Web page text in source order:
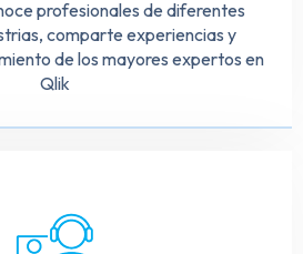
profesionales de diferentes
comparte experiencias y
de los mayores expertos en
Qlik